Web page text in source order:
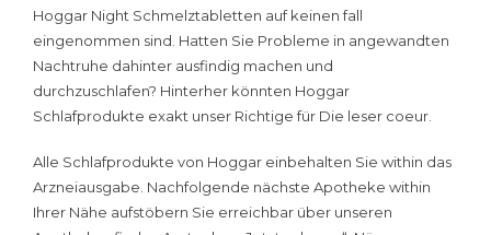
Hoggar Night Schmelztabletten auf keinen fall
eingenommen sind. Hatten Sie Probleme in angewandten
Nachtruhe dahinter ausfindig machen und
durchzuschlafen? Hinterher könnten Hoggar
Schlafprodukte exakt unser Richtige für Die leser coeur.
Alle Schlafprodukte von Hoggar einbehalten Sie within das
Arzneiausgabe. Nachfolgende nächste Apotheke within
Ihrer Nähe aufstöbern Sie erreichbar über unseren